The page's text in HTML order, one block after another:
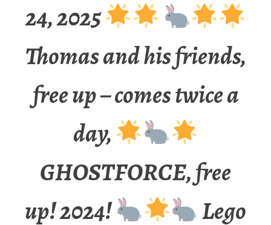
24, 2025
Thomas and his friends,
free up – comes twice a
day,
GHOSTFORCE, free
up! 2024!
Lego